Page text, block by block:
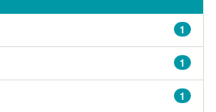
1
1
1